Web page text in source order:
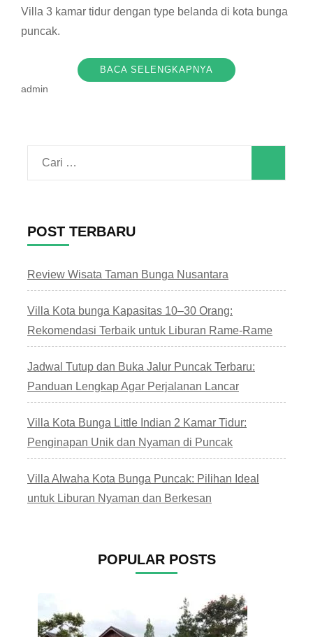
Villa 3 kamar tidur dengan type belanda di kota bunga
puncak.
BACA SELENGKAPNYA
admin
Cari
untuk:
POST TERBARU
Review Wisata Taman Bunga Nusantara
Villa Kota bunga Kapasitas 10–30 Orang:
Rekomendasi Terbaik untuk Liburan Rame-Rame
Jadwal Tutup dan Buka Jalur Puncak Terbaru:
Panduan Lengkap Agar Perjalanan Lancar
Villa Kota Bunga Little Indian 2 Kamar Tidur:
Penginapan Unik dan Nyaman di Puncak
Villa Alwaha Kota Bunga Puncak: Pilihan Ideal
untuk Liburan Nyaman dan Berkesan
POPULAR POSTS